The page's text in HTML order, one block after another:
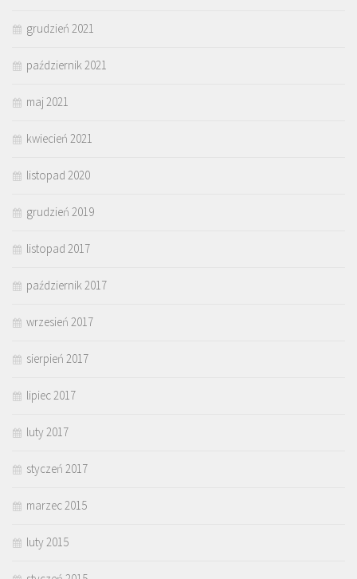
grudzień 2021
październik 2021
maj 2021
kwiecień 2021
listopad 2020
grudzień 2019
listopad 2017
październik 2017
wrzesień 2017
sierpień 2017
lipiec 2017
luty 2017
styczeń 2017
marzec 2015
luty 2015